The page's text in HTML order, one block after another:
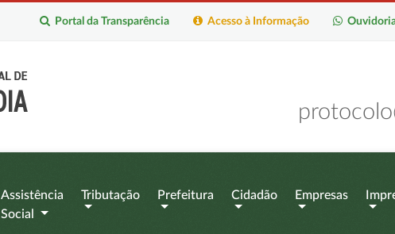
Ouvidoria
Acesso à Informação
Portal da Transparência
Assistência
Social
Tributação Prefeitura Cidadão Empresas